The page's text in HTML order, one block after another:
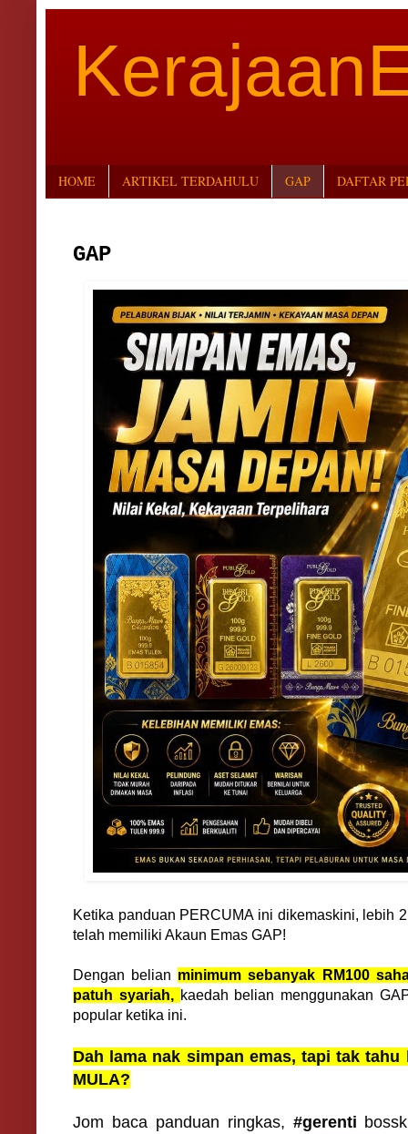
HOME ARTIKEL TERDAHULU GAP DAFTAR
GAP
Ketika panduan PERCUMA ini dikemaskini, lebih
telah memiliki Akaun Emas GAP!
Dengan belian minimum sebanyak RM100
patuh syariah, kaedah belian menggunakan
popular ketika ini.
Dah lama nak simpan emas, tapi tak tahu
MULA?
Jom baca panduan ringkas, #gerenti